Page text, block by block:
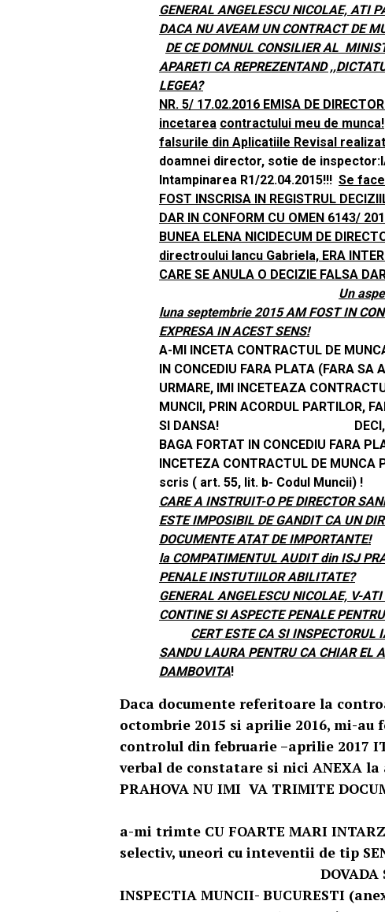
GENERAL ANGELESCU NICOLAE, ATI
DACA NU AVEAM UN CONTRACT DE
DE CE DOMNUL CONSILIER AL
APARETI CA REPREZENTAND
LEGEA?
NR. 5/ 17.02.2016 EMISA DE
incetarea contractului meu de munca!
falsurile din Aplicatiile Revisal
doamnei director, sotie de
Intampinarea R1/22.04.2015!!! Se
FOST INSCRISA IN REGISTRUL
DAR IN CONFORM CU OMEN 6143/
BUNEA ELENA NICIDECUM DE
directroului Iancu Gabriela, ERA
CARE SE ANULA O DECIZIE FALSA
Un
luna septembrie 2015 AM FOST IN
EXPRESA IN ACEST SENS!
A-MI INCETA CONTRACTUL DE
IN CONCEDIU FARA PLATA (FARA SA
URMARE, IMI INCETEAZA
MUNCII, PRIN ACORDUL PARTILOR,
SI DANSA! DECI, PENTRU A
BAGA FORTAT IN CONCEDIU FARA
INCETEZA CONTRACTUL DE
scris ( art. 55, lit. b-
CARE A INSTRUIT-O PE DIRECTOR
ESTE IMPOSIBIL DE GANDIT CA UN
DOCUMENTE ATAT DE IMPORTANTE!
la COMPATIMENTUL AUDIT din ISJ
PENALE INSTUTIILOR ABILITATE?
GENERAL ANGELESCU NICOLAE, V-
CONTINE SI ASPECTE PENALE
CERT ESTE CA SI INSPECTORUL
SANDU LAURA PENTRU CA CHIAR EL
DAMBOVITA!
Daca documente referitoare la
octombrie 2015 si aprilie 2016, mi-
controlul din februarie –aprilie 2017
verbal de constatare
PRAHOVA NU IMI VA TRIMITE
ITM
a-mi trimte CU FOARTE MARI
selectiv, uneori cu inteventii
DOVADA SUNT SI
INSPECTIA MUNCII- BUCURESTI